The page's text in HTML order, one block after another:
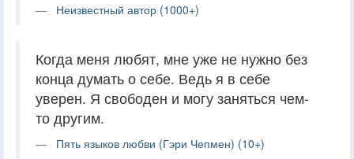
Неизвестный автор (1000+)
Когда меня любят, мне уже не нужно без
конца думать о себе. Ведь я в себе
уверен. Я свободен и могу заняться чем-
то другим.
Пять языков любви (Гэри Чепмен) (10+)